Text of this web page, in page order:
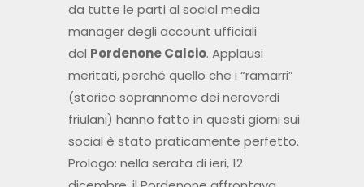
da tutte le parti al social media
manager degli account ufficiali
del Pordenone Calcio. Applausi
meritati, perché quello che i “ramarri”
(storico soprannome dei neroverdi
friulani) hanno fatto in questi giorni sui
social è stato praticamente perfetto.
Prologo: nella serata di ieri, 12